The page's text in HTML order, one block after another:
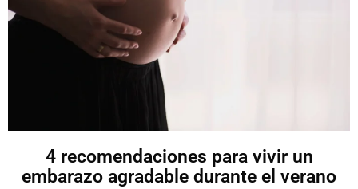
4 recomendaciones para vivir un
embarazo agradable durante el verano